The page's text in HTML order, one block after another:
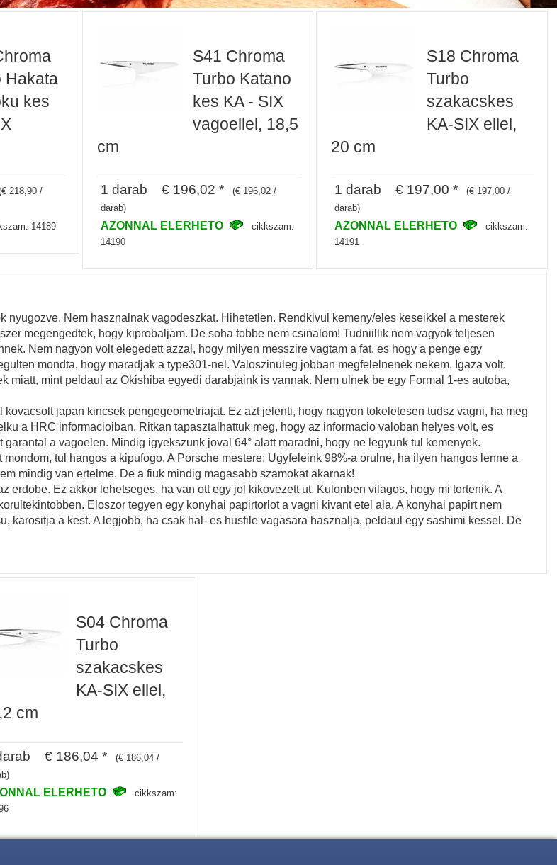
Hakata
kes
218,90 /
14189
S41 Chroma
Turbo Katano
kes KA - SIX
vagoellel, 18,5
cm
1 darab € 196,02 *
(€ 196,02 /
darab)
AZONNAL ELERHETO
cikkszam:
14190
S18 Chroma
Turbo
szakacskes
KA-SIX ellel,
20 cm
1 darab € 197,00 *
(€ 197,00 /
darab)
AZONNAL ELERHETO
cikkszam:
14191
Nem hasznalnak vagodeszkat. Hihetetlen. Rendkivul kemeny/eles keseikkel a mesterek
megengedtek, hogy kiprobaljam. De soha tobbe nem csinalom! Tudniillik nem vagyok teljesen
Nem nagyon volt elegedett azzal, hogy milyen messzire vagtam a fat, es hogy a penge egy
mondta, hogy maradjak a type301-nel. Valoszinuleg jobban megfelelnenek nekem. Igaza volt.
mint peldaul az Okishiba egyedi darabjaink is vannak. Nem ulnek be egy Formal 1-es autoba,
japan kincsek pengegeometriajat. Ez azt jelenti, hogy nagyon tokeletesen tudsz vagni, ha meg
a HRC informacioiban. Ritkan tapasztalhattuk meg, hogy az informacio valoban helyes volt, es
a vagoelen. Mindig igyekszunk joval 64° alatt maradni, hogy ne legyunk tul kemenyek.
tul hangos a kipufogo. A Porsche mestere: Ugyfeleink 98%-a orulne, ha ilyen hangos lenne a
mindig van ertelme. De a fiuk mindig magasabb szamokat akarnak!
erdobe. Ez akkor lehetseges, ha van ott egy jol kikovezett ut. Kulonben vilagos, hogy mi tortenik. A
Eloszor tegyen egy konyhai papirtorlot a vagni kivant etel ala. A konyhai papirt nem
karositja a kest. A legjobb, ha csak hal- es husfile vagasara hasznalja, peldaul egy sashimi kessel. De
S04 Chroma
Turbo
szakacskes
KA-SIX ellel,
cm
€ 186,04 *
(€ 186,04 /
ELERHETO
cikkszam: